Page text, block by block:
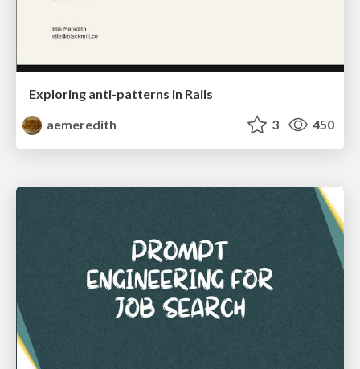
Exploring anti-patterns in Rails
aemeredith
3 450